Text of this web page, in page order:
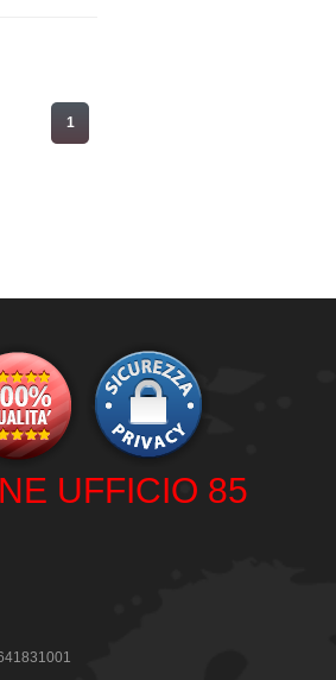
1
UFFICIO 85